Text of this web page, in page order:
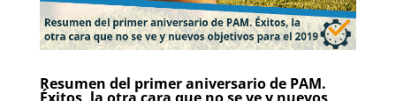
Resumen del primer aniversario de PAM.
Éxitos, la otra cara que no se ve y nuevos